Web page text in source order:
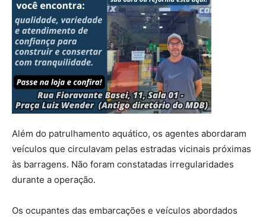
Além do patrulhamento aquático, os agentes abordaram
veículos que circulavam pelas estradas vicinais próximas
às barragens. Não foram constatadas irregularidades
durante a operação.
Os ocupantes das embarcações e veículos abordados